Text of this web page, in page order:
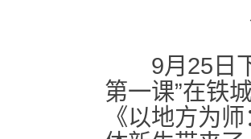
9月25日下
第一课”在铁
《以地方为